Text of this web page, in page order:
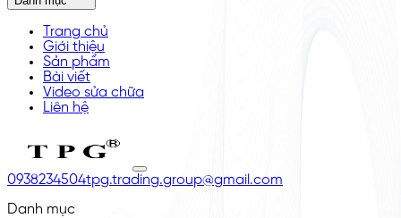
Trang chủ
Giới thiệu
Sản phẩm
Bài viết
Video sửa chữa
Liên hệ
0938234504tpg.trading.group@gmail.com
Danh mục